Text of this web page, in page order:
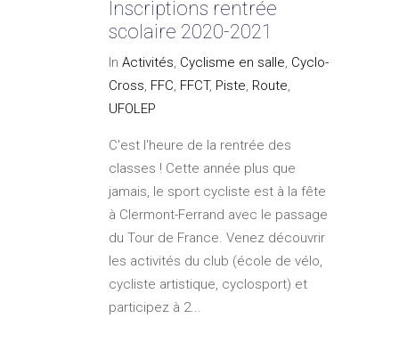
Inscriptions rentrée
scolaire 2020-2021
In Activités, Cyclisme en salle, Cyclo-
Cross, FFC, FFCT, Piste, Route,
UFOLEP
C'est l'heure de la rentrée des
classes ! Cette année plus que
jamais, le sport cycliste est à la fête
à Clermont-Ferrand avec le passage
du Tour de France. Venez découvrir
les activités du club (école de vélo,
cycliste artistique, cyclosport) et
participez à 2...